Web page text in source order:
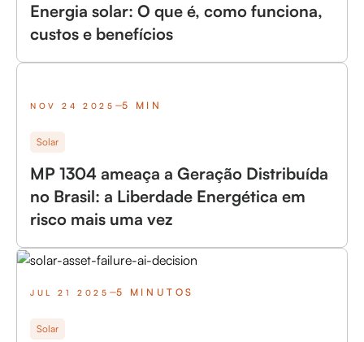
Energia solar: O que é, como funciona,
custos e benefícios
NOV 24 2025 5 MIN
Solar
MP 1304 ameaça a Geração Distribuída
no Brasil: a Liberdade Energética em
risco mais uma vez
JUL 21 2025 5 MINUTOS
Solar